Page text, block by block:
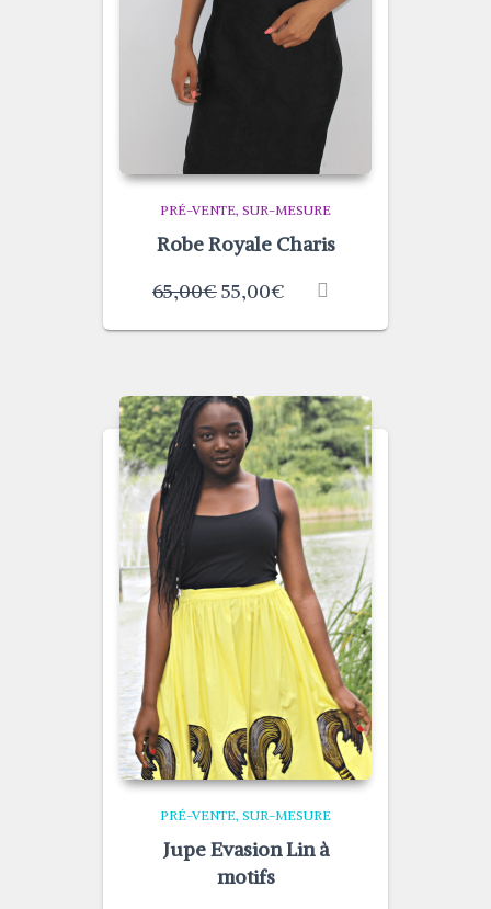
PRÉ-VENTE SUR-MESURE
Robe Royale Charis
65,00€55,00€
PRÉ-VENTE SUR-MESURE
Jupe Evasion Lin à
motifs